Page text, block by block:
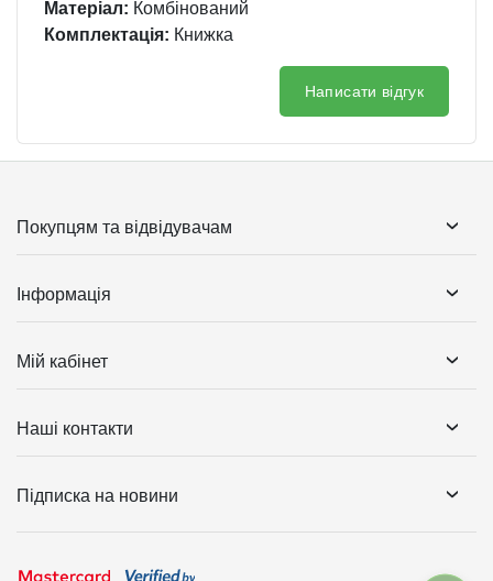
Матеріал: Комбінований
Комплектація: Книжка
Написати відгук
Покупцям та відвідувачам
Інформація
Мій кабінет
Наші контакти
Підписка на новини